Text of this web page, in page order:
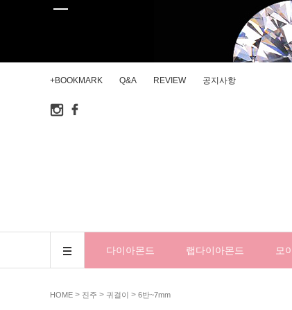
+BOOKMARK Q&A REVIEW 공지사항
다이아몬드 랩다이아몬드 모
HOME > 진주 > 귀걸이 > 6반~7mm